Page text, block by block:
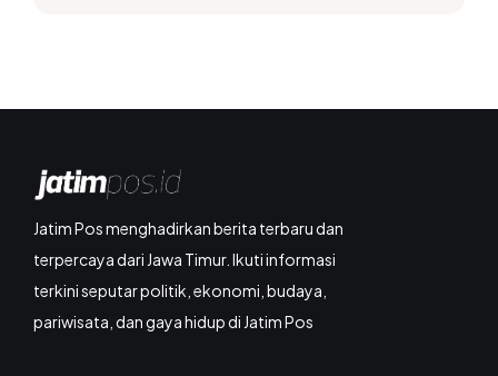
Jatim Pos menghadirkan berita terbaru dan
terpercaya dari Jawa Timur. Ikuti informasi
terkini seputar politik, ekonomi, budaya,
pariwisata, dan gaya hidup di Jatim Pos